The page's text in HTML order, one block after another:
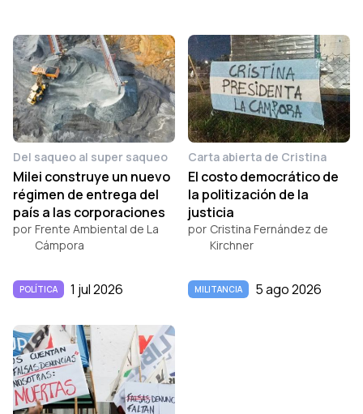
Del saqueo al super saqueo
Milei construye un nuevo
régimen de entrega del
país a las corporaciones
por Frente Ambiental de La
Cámpora
POLÍTICA 1 jul 2026
Carta abierta de Cristina
El costo democrático de
la politización de la
justicia
por Cristina Fernández de
Kirchner
MILITANCIA 5 ago 2026